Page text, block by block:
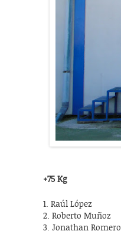
+75 Kg
1. Raúl López
2. Roberto Muñoz
3. Jonathan Romero